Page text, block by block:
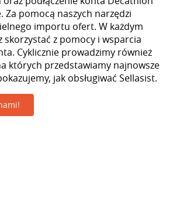
pomocą naszych narzędzi
importu ofert. W każdym
skorzystać z pomocy i wsparcia
Cyklicznie prowadzimy również
których przedstawiamy najnowsze
jak obsługiwać Sellasist.